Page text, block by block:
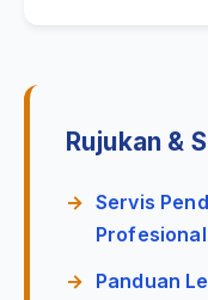
Rujukan &
Servis
Profesional
Panduan